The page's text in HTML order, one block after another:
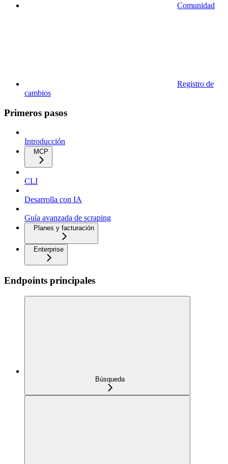
Comunidad
Registro de
cambios
Primeros pasos
Introducción
MCP
CLI
Desarrolla con IA
Guía avanzada de scraping
Planes y facturación
Enterprise
Endpoints principales
Búsqueda